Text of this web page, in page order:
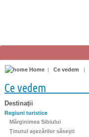
Home | Ce vedem |
Ce vedem
Destinații
Regiuni turistice
Mărginimea Sibiului
Ţinutul aşezărilor săseşti